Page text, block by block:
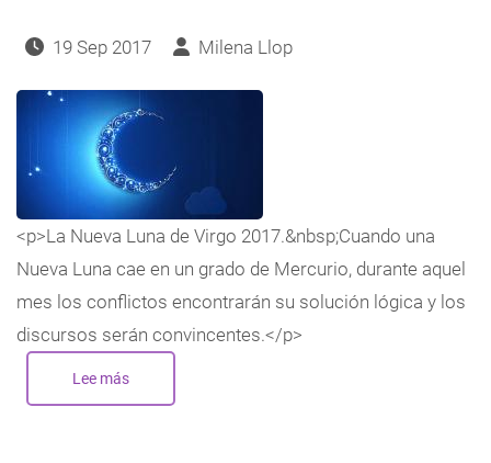
19 Sep 2017 Milena Llop
<p>La Nueva Luna de Virgo 2017.&nbsp;Cuando una
Nueva Luna cae en un grado de Mercurio, durante aquel
mes los conflictos encontrarán su solución lógica y los
discursos serán convincentes.</p>
Lee mássobre
Nueva